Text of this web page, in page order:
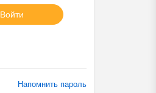
Войти
Напомнить пароль